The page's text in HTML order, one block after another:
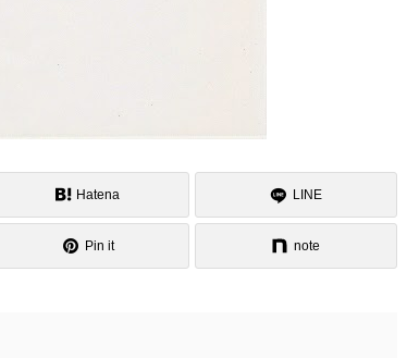
Hatena LINE
Pin it note